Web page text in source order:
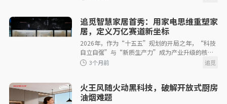
追觅智慧家居首秀：用家电思维重塑家
居，定义万亿赛道新坐标
2026年，作为“十五五”规划的开局之年，“科技
自立自强”与“新质生产力”成为产业升级的核心
命题。在这一时代背景下，追觅再次展现其作为全
火王风随火动黑科技，破解开放式厨房
油烟难题